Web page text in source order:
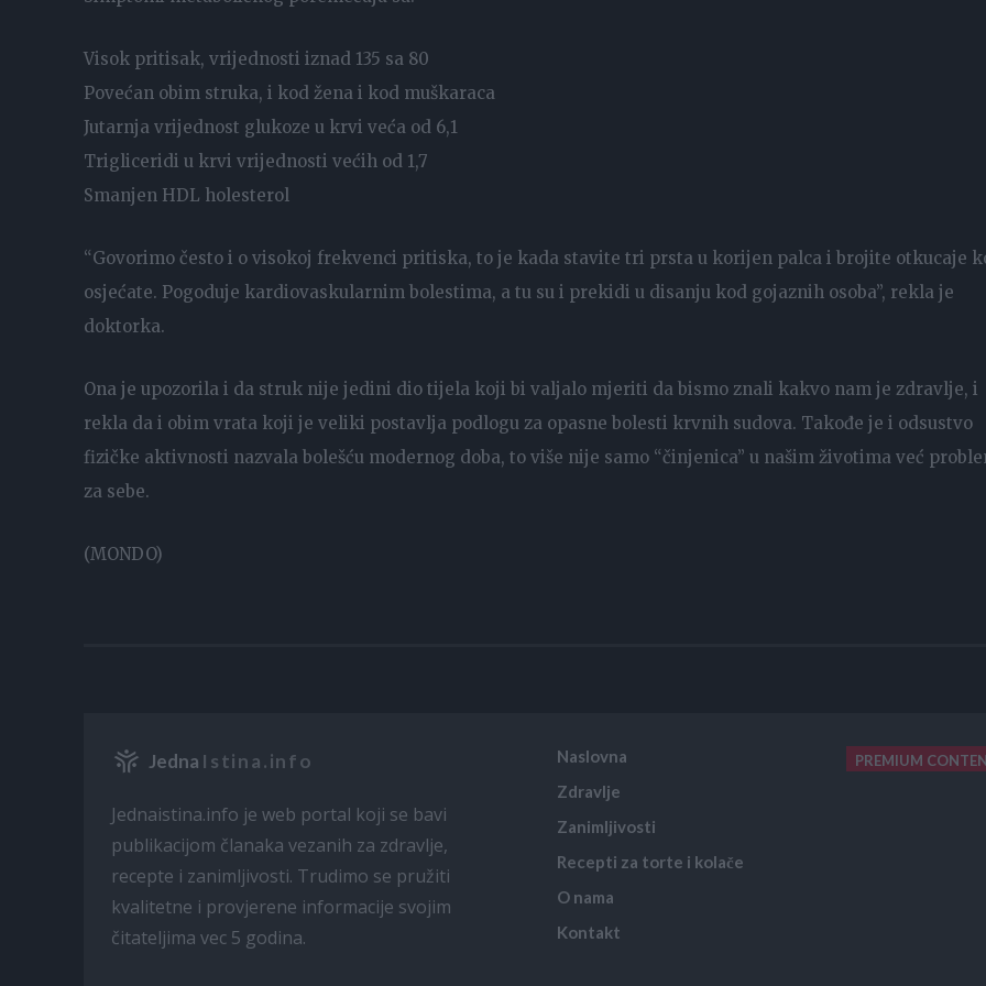
Visok pritisak, vrijednosti iznad 135 sa 80
Povećan obim struka, i kod žena i kod muškaraca
Jutarnja vrijednost glukoze u krvi veća od 6,1
Trigliceridi u krvi vrijednosti većih od 1,7
Smanjen HDL holesterol
“Govorimo često i o visokoj frekvenci pritiska, to je kada stavite tri prsta u korijen palca i brojite otkucaje
osjećate. Pogoduje kardiovaskularnim bolestima, a tu su i prekidi u disanju kod gojaznih osoba”, rekla je
doktorka.
Ona je upozorila i da struk nije jedini dio tijela koji bi valjalo mjeriti da bismo znali kakvo nam je zdravlje, i
rekla da i obim vrata koji je veliki postavlja podlogu za opasne bolesti krvnih sudova. Takođe je i odsustvo
fizičke aktivnosti nazvala bolešću modernog doba, to više nije samo “činjenica” u našim životima već
za sebe.
(MONDO)
Jedna Istina.info
Jednaistina.info je web portal koji se bavi
publikacijom članaka vezanih za zdravlje,
recepte i zanimljivosti. Trudimo se pružiti
kvalitetne i provjerene informacije svojim
čitateljima vec 5 godina.
Naslovna
Zdravlje
Zanimljivosti
Recepti za torte i kolače
O nama
Kontakt
PREMIUM